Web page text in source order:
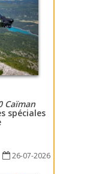
Caïman
spéciales
26-07-2026